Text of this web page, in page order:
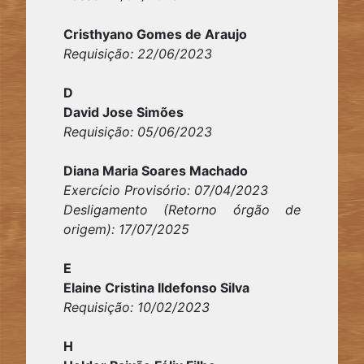
Cristhyano Gomes de Araujo
Requisição: 22/06/2023
D
David Jose Simões
Requisição: 05/06/2023
Diana Maria Soares Machado
Exercício Provisório: 07/04/2023
Desligamento (Retorno órgão de
origem): 17/07/2025
E
Elaine Cristina Ildefonso Silva
Requisição: 10/02/2023
H